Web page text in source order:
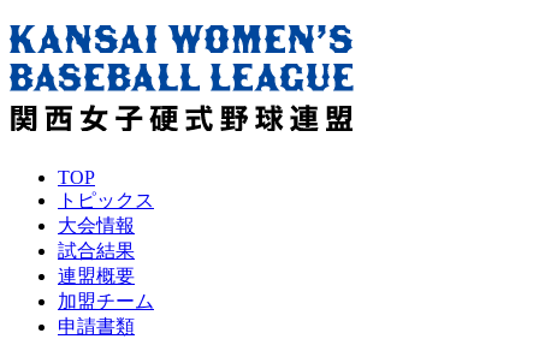
TOP
トピックス
大会情報
試合結果
連盟概要
加盟チーム
申請書類